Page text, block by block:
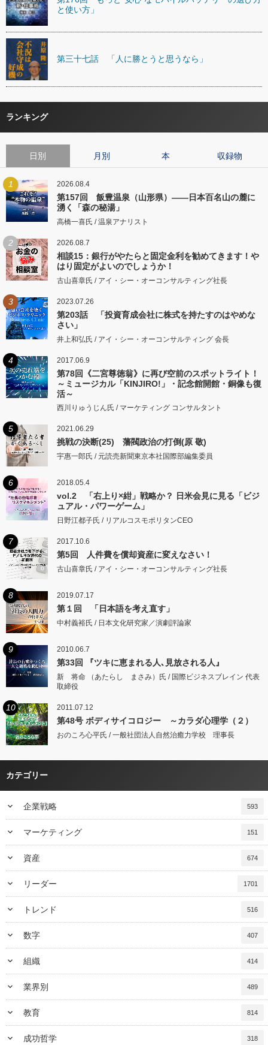
と使い方」
第三十七話 「人に勝とうと思うなら」
ランキング
日別 月別 本 収録物
1 2026.08.4
第157回 飯豊温泉（山形県）――日本百名山の麓に
湧く「森の秘湯」
高橋一喜氏 / 温泉アナリスト
2 2026.08.7
相談15：銀行がやたらと固定金利を勧めてきます！や
はり固定がよいのでしょうか！
古山喜章氏 / アイ・シー・オーコンサルティング社長
3 2023.07.26
第203話 「投資育成会社に株式を持たすのはやめな
さい」
井上和弘氏 / アイ・シー・オーコンサルティング 会長
4 2017.06.9
第78回《二宮尊徳翁》に再び空前のスポットライト！
～ミュージカル「KINJIRO!」・記念館開館・銅像も復
活～
西川りゅうじん氏 / マーケティング コンサルタント
5 2021.06.29
挑戦の決断(25) 藩閥政治の打倒(原 敬)
宇惠一郎氏 / 元読売新聞東京本社国際部編集委員
6 2018.05.4
vol.2 「右上り×紺」戦略か？ 日米会見に見る「ビジ
ュアル・パワーゲーム」
日野江都子氏 / リアルコスモポリタンCEO
7 2017.10.6
第5回 人件費を償却資産に変えなさい！
古山喜章氏 / アイ・シー・オーコンサルティング社長
8 2019.07.17
第１回 「日本語を考え直す」
中村義裕氏 / 日本文化研究家／演劇評論家
9 2010.06.7
第33回 『ツキに恵まれる人､見放される人』
新 将命 （あたらし まさみ）氏 / 国際ビジネスブレイン 代表
取締役
10 2011.07.12
第48号 ボディサイコロジー ～カラダ心理学（２）
おのころ心平氏 / 一般社団法人自然治癒力学校 理事長
カテゴリー
keyboard_arrow_down 企業戦略 593
keyboard_arrow_down マーケティング 151
keyboard_arrow_down 資産 674
keyboard_arrow_down リーダー 1701
keyboard_arrow_down トレンド 516
keyboard_arrow_down 数字 407
keyboard_arrow_down 組織 414
keyboard_arrow_down 業界別 489
keyboard_arrow_down 教育 814
keyboard_arrow_down 成功哲学 318